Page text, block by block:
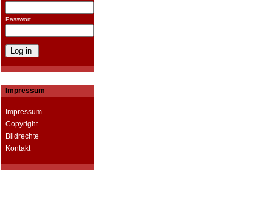
Passwort
Impressum
Impressum
Copyright
Bildrechte
Kontakt